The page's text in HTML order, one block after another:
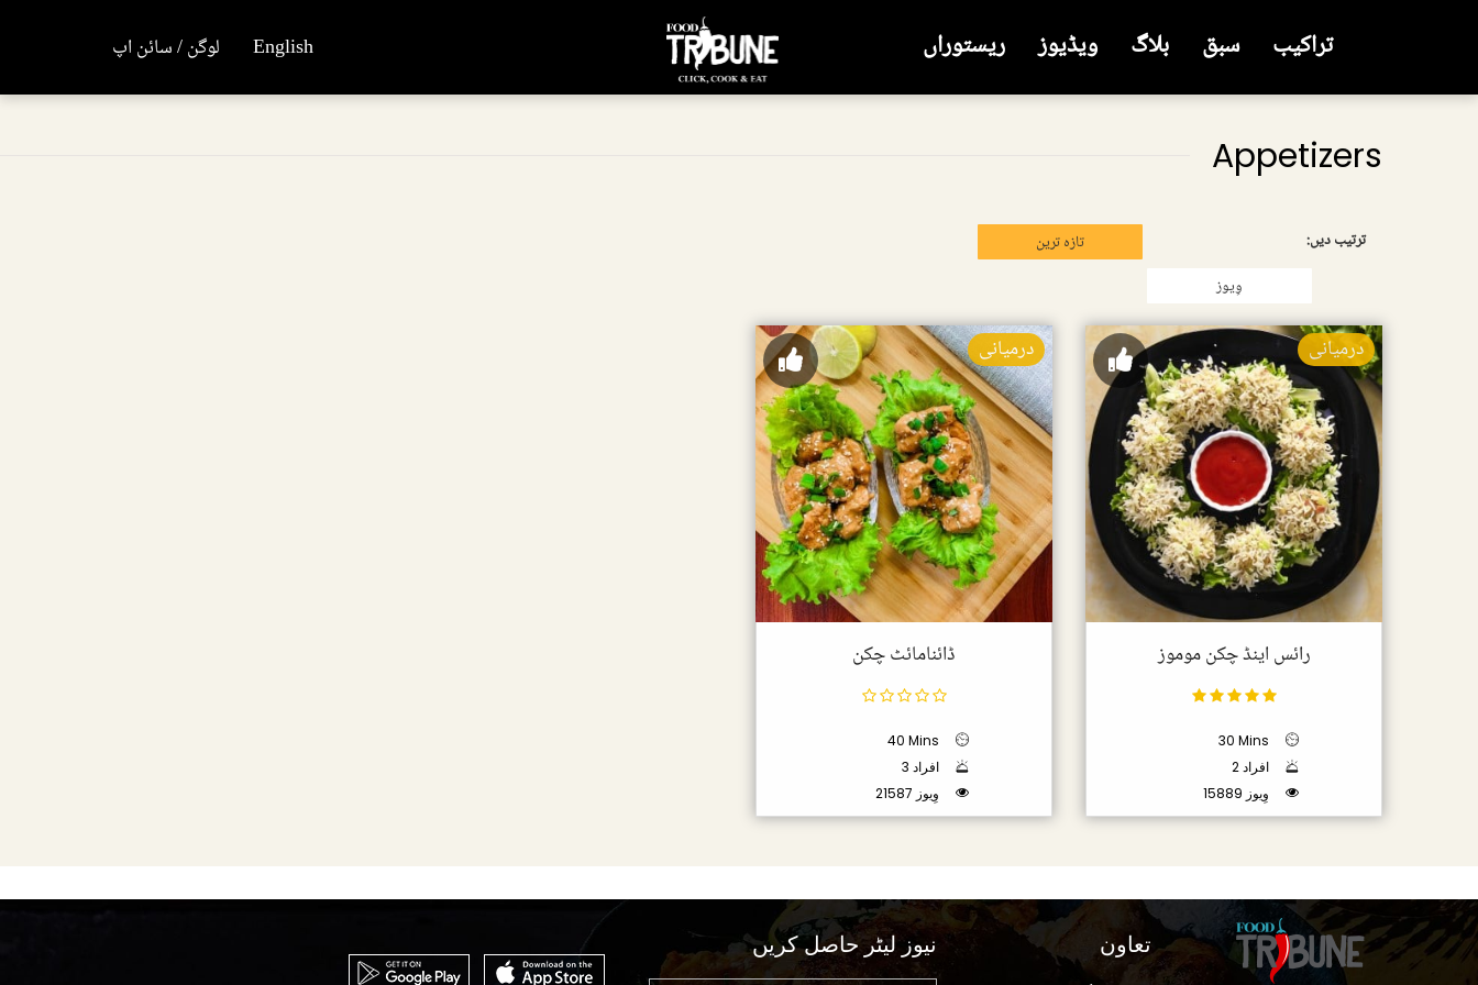
تراکیب سبق بلاگ ویڈیوز ریستوراں English لوگن / سائن اپ
Appetizers
ترتیب دیں:
تازہ ترین
وِیوز
درمیانی
رائس اینڈ چکن موموز
30 Mins
2 افراد
15889 وِیوز
درمیانی
ڈائنامائٹ چکن
40 Mins
3 افراد
21587 وِیوز
تعاون نیوز لیٹر حاصل کریں